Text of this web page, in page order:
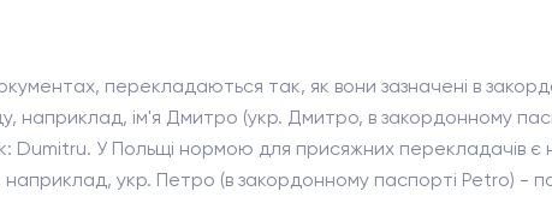
перекладаються так, як вони зазначені в
наприклад, ім'я Дмитро (укр. Дмитро, в закордонному
Dumitru. У Польщі нормою для присяжних перекладачів є
укр. Петро (в закордонному паспорті Petro) -